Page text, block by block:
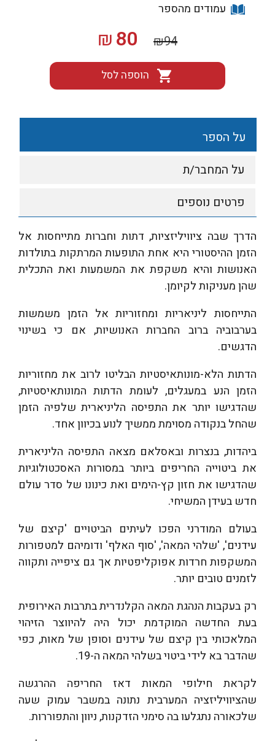
עמודים מהספר
₪94
המחיר
המקורי
היה:
₪94.
₪80
המחיר
הנוכחי
הוא:
הוספה לסל
על הספר
על המחבר/ת
פרטים נוספים
הדרך שבה ציוויליזציות, דתות וחברות מתייחסות אל
הזמן ההיסטורי היא אחת התופעות המרתקות בתולדות
האנושות והיא משקפת את המשמעות ואת התכלית
שהן מעניקות לקיומן.
התייחסות ליניאריות ומחזוריות אל הזמן משמשות
בערבוביה ברוב החברות האנושיות, אם כי בשינוי
הדגשים.
הדתות הלא-מונותאיסטיות הבליטו לרוב את מחזוריות
הזמן הנע במעגלים, לעומת הדתות המונותאיסטיות,
שהדגישו יותר את התפיסה הליניארית שלפיה הזמן
שהחל בנקודה מסוימת ממשיך לנוע בכיוון אחד.
ביהדות, בנצרות ובאסלאם מצאה התפיסה הליניארית
את ביטוייה החריפים ביותר במסורות האסכטולוגיות
שהדגישו את חזון קץ-הימים ואת כינונו של סדר עולם
חדש בעידן המשיחי.
בעולם המודרני הפכו לעיתים הביטויים 'קיצם של
עידנים', 'שלהי המאה', 'סוף האלף' ודומיהם למטפורות
המשקפות חרדות אפוקליפטיות אך גם ציפייה ותקווה
לזמנים טובים יותר.
רק בעקבות הנהגת המאה הקלנדרית בתרבות האירופית
בעת החדשה המוקדמת יכול היה להיווצר הזיהוי
המלאכותי בין קיצם של עידנים וסופן של מאות, כפי
שהדבר בא לידי ביטוי בשלהי המאה ה-19.
לקראת חילופי המאות דאז החריפה ההרגשה
שהציוויליזציה המערבית נתונה במשבר עמוק שעה
שלכאורה נתגלעו בה סימני הזדקנות, ניוון והתפוררות.